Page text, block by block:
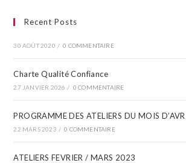
Recent Posts
30 AOÛT 2020 / 0 COMMENTAIRE
Charte Qualité Confiance
27 JANVIER 2026 / 0 COMMENTAIRE
PROGRAMME DES ATELIERS DU MOIS
22 MARS 2023 / 0 COMMENTAIRE
ATELIERS FEVRIER / MARS 2023